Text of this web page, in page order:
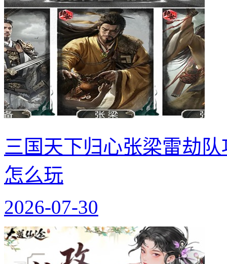
三国天下归心张梁雷劫
怎么玩
2026-07-30